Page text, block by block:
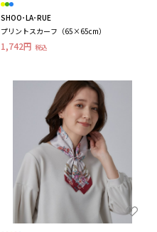
SHOO･LA･RUE
プリントスカーフ（65×65cm）
1,742円 税込